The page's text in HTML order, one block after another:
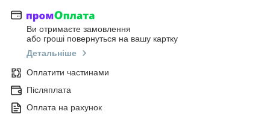
Ви отримаєте замовлення
або гроші повернуться на вашу картку
Детальніше
Оплатити частинами
Післяплата
Оплата на рахунок